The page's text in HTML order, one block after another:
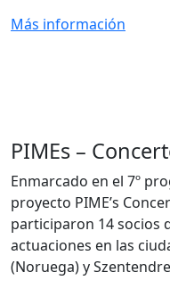
Más información
PIMEs –
Enmarcado en el 7º
proyecto PIME’s
participaron 14 socios
actuaciones en las
(Noruega) y